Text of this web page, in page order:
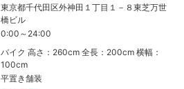
東京都千代田区外神田１丁目１－８東芝万世
橋ビル
0:00～24:00
バイク 高さ：260cm 全長：200cm 横幅：
100cm
平置き舗装